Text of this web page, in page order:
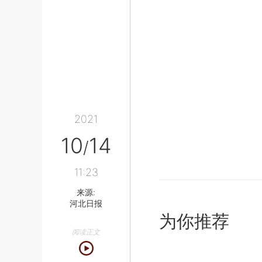
2021
10/14
11:23
来源:
河北日报
阅读正文
为你推荐